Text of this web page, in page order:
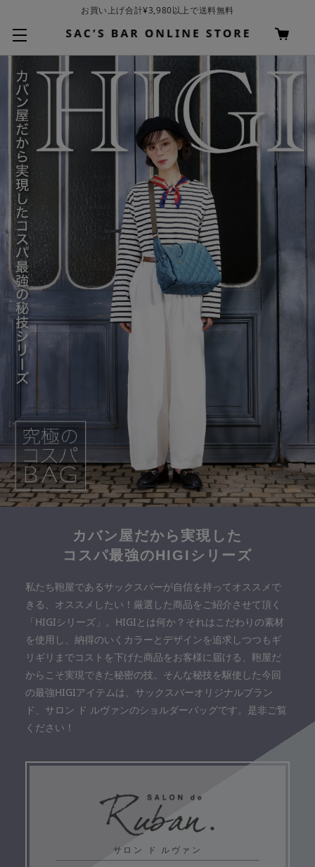
基本配送料 ¥550(沖縄・離島を除く)
カバン屋だから実現した
コスパ最強のHIGIシリーズ
私たち鞄屋であるサックスバーが自信を持ってオススメで
きる、オススメしたい！厳選した商品をご紹介させて頂く
「HIGIシリーズ」。HIGIとは何か？それはこだわりの素材
を使用し、納得のいくカラーとデザインを追求しつつもギ
リギリまでコストを下げた商品をお客様に届ける、鞄屋だ
からこそ実現できた秘密の技。そんな秘技を駆使した今回
の最強HIGIアイテムは、サックスバーオリジナルブラン
ド、サロン ド ルヴァンのショルダーバッグです。是非ご覧
ください！
サロン ド ルヴァン